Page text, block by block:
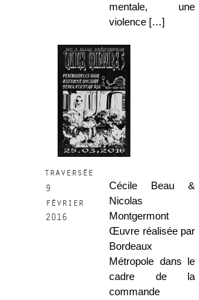
mentale, une
violence […]
traversée
9
février
2016
Cécile Beau &
Nicolas
Montgermont
Œuvre réalisée par
Bordeaux
Métropole dans le
cadre de la
commande